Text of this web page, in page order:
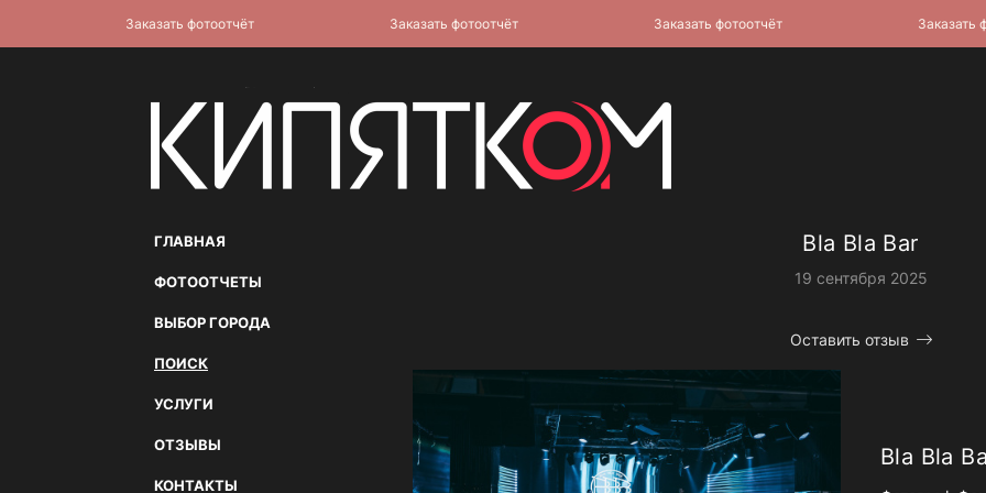
ГЛАВНАЯ
ФОТООТЧЕТЫ
ВЫБОР ГОРОДА
ПОИСК
УСЛУГИ
ОТЗЫВЫ
КОНТАКТЫ
Bla Bla Bar
19 сентября 2025
Оставить отзыв
Bla Bla
Заказать фотоотчёт Заказать фотоотчёт Заказать фотоотчёт Заказать